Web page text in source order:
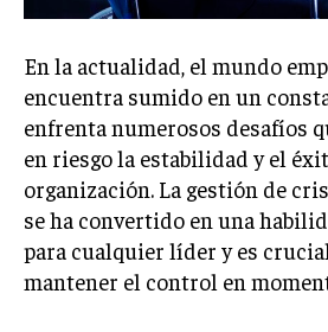
En la actualidad, el mundo
encuentra sumido en un
enfrenta numerosos desafíos
en riesgo la estabilidad y el
organización. La gestión de
se ha convertido en una
para cualquier líder y es
mantener el control en